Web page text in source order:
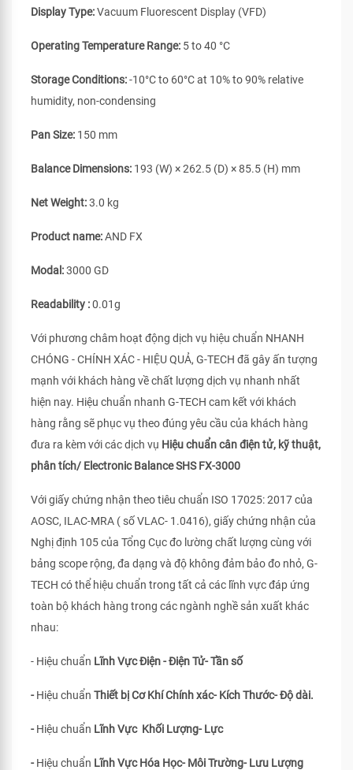
Display Type:Vacuum Fluorescent Display (VFD)
Operating Temperature Range: 5 to 40 °C
Storage Conditions:-10°C to 60°C at 10% to 90% relative
humidity, non-condensing
Pan Size: 150 mm
Balance Dimensions: 193 (W) × 262.5 (D) × 85.5 (H) mm
Net Weight:3.0 kg
Product name:AND FX
Modal:3000 GD
Readability :0.01g
Với phương châm hoạt động dịch vụ hiệu chuẩn NHANH
CHÓNG - CHÍNH XÁC - HIỆU QUẢ, G-TECH đã gây ấn tượng
mạnh với khách hàng về chất lượng dịch vụ nhanh nhất
hiện nay. Hiệu chuẩn nhanh G-TECH cam kết với khách
hàng rằng sẽ phục vụ theo đúng yêu cầu của khách hàng
đưa ra kèm với các dịch vụ Hiệu chuẩn cân điện tử, kỹ thuật,
phân tích/ Electronic Balance SHS FX-3000
Với giấy chứng nhận theo tiêu chuẩn ISO 17025: 2017 của
AOSC, ILAC-MRA ( số VLAC- 1.0416), giấy chứng nhận của
Nghị định 105 của Tổng Cục đo lường chất lượng cùng với
bảng scope rộng, đa dạng và độ không đảm bảo đo nhỏ, G-
TECH có thể hiệu chuẩn trong tất cả các lĩnh vực đáp ứng
toàn bộ khách hàng trong các ngành nghề sản xuất khác
nhau:
- Hiệu chuẩn Lĩnh Vực Điện - Điện Tử- Tần số
-Hiệu chuẩn Thiết bị Cơ Khí Chính xác- Kích Thước- Độ dài.
-Hiệu chuẩn Lĩnh Vực Khối Lượng- Lực
-Hiệu chuẩn Lĩnh Vực Hóa Học- Môi Trường- Lưu Lượng